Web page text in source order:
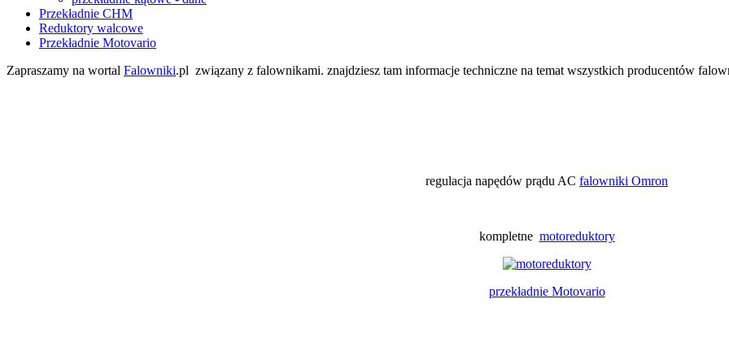
Przekładnie CHM
Reduktory walcowe
Przekładnie Motovario
Zapraszamy na wortal Falowniki.pl związany z falownikami. znajdziesz tam informacje techniczne na temat wszystkich producentów
regulacja napędów prądu AC falowniki Omron
kompletne motoreduktory
przekładnie Motovario